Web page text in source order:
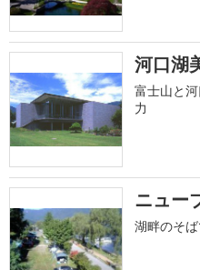
河口湖
富士山と
力
ニュー
湖畔のそ